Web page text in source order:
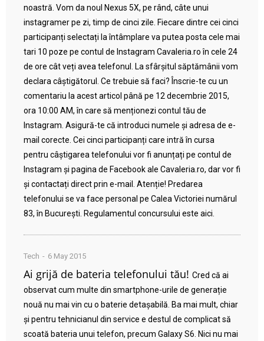
noastră. Vom da noul Nexus 5X, pe rând, câte unui
instagramer pe zi, timp de cinci zile. Fiecare dintre cei cinci
participanți selectați la întâmplare va putea posta cele mai
tari 10 poze pe contul de Instagram Cavaleria.ro în cele 24
de ore cât veți avea telefonul. La sfârșitul săptămânii vom
declara câștigătorul. Ce trebuie să faci? Înscrie-te cu un
comentariu la acest articol până pe 12 decembrie 2015,
ora 10:00 AM, în care să menționezi contul tău de
Instagram. Asigură-te că introduci numele și adresa de e-
mail corecte. Cei cinci participanți care intră în cursa
pentru câștigarea telefonului vor fi anunțați pe contul de
Instagram și pagina de Facebook ale Cavaleria.ro, dar vor fi
și contactați direct prin e-mail. Atenție! Predarea
telefonului se va face personal pe Calea Victoriei numărul
83, în București. Regulamentul concursului este aici.
Tech 6 May 2015
Ai grijă de bateria telefonului tău! Cred că ai
observat cum multe din smartphone-urile de generație
nouă nu mai vin cu o baterie detașabilă. Ba mai mult, chiar
și pentru tehnicianul din service e destul de complicat să
scoată bateria unui telefon, precum Galaxy S6. Nici nu mai